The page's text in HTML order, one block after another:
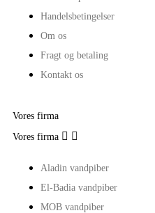
Handelsbetingelser
Om os
Fragt og betaling
Kontakt os
Vores firma
Vores firma  
Aladin vandpiber
El-Badia vandpiber
MOB vandpiber